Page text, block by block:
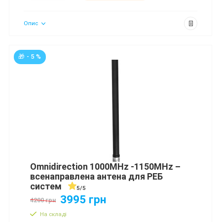
Опис
🎁 - 5 %
Omnidirection 1000MHz -1150MHz –
всенаправлена антена для РЕБ
систем
5/5
4200 грн 3995 грн
На складі